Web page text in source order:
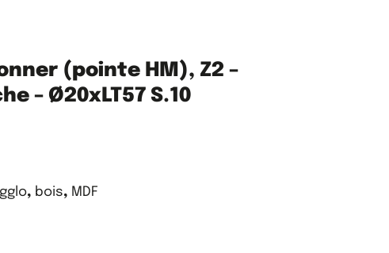
(pointe HM), Z2 –
– Ø20xLT57 S.10
, bois, MDF